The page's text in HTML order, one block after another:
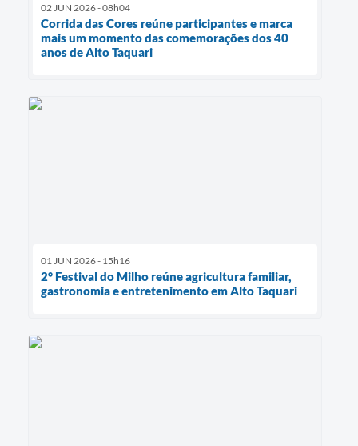
02 JUN 2026 - 08h04
Corrida das Cores reúne participantes e marca
mais um momento das comemorações dos 40
anos de Alto Taquari
01 JUN 2026 - 15h16
2° Festival do Milho reúne agricultura familiar,
gastronomia e entretenimento em Alto Taquari